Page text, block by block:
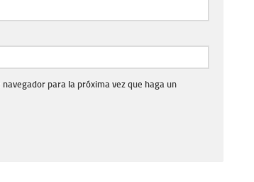
para la próxima vez que haga un